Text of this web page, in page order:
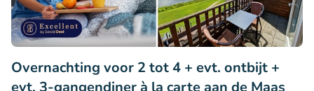
Overnachting voor 2 tot 4 + evt. ontbijt +
evt. 3-gangendiner à la carte aan de Maas